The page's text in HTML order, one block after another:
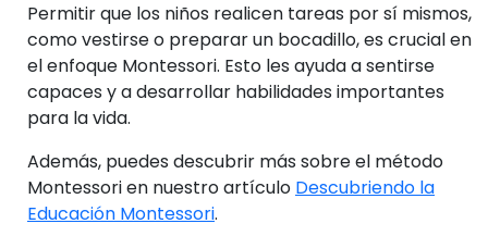
Permitir que los niños realicen tareas por sí mismos,
como vestirse o preparar un bocadillo, es crucial en
el enfoque Montessori. Esto les ayuda a sentirse
capaces y a desarrollar habilidades importantes
para la vida.
Además, puedes descubrir más sobre el método
Montessori en nuestro artículo Descubriendo la
Educación Montessori.